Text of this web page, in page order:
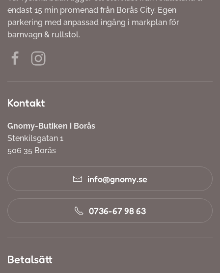
endast 15 min promenad från Borås City. Egen
parkering med anpassad ingång i markplan för
barnvagn & rullstol.
Kontakt
Gnomy-Butiken i Borås
Stenkilsgatan 1
506 35 Borås
info@gnomy.se
0736-67 98 63
Betalsätt